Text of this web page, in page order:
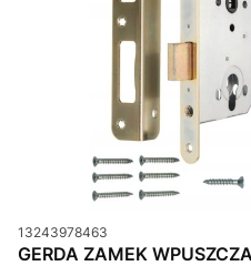
Kod produktu
13243978463
GERDA ZAMEK